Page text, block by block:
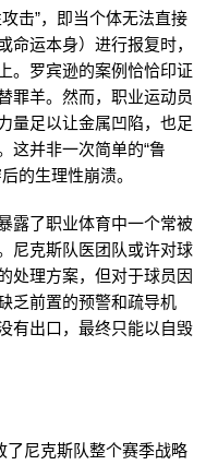
击”，即当个体无法直接
命运本身）进行报复时，
。罗宾逊的案例恰恰印证
罪羊。然而，职业运动员
量足以让金属凹陷，也足
这并非一次简单的“鲁
的生理性崩溃。
露了职业体育中一个常被
尼克斯队医团队或许对球
处理方案，但对于球员因
乏前置的预警和疏导机
有出口，最终只能以自毁
了尼克斯队整个赛季战略